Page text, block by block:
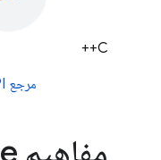
C++
مرجع API
مفاهیم Firebase را یاد بگیرید